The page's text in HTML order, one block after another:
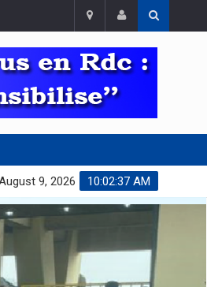
10:02:39 AM
9, 2026